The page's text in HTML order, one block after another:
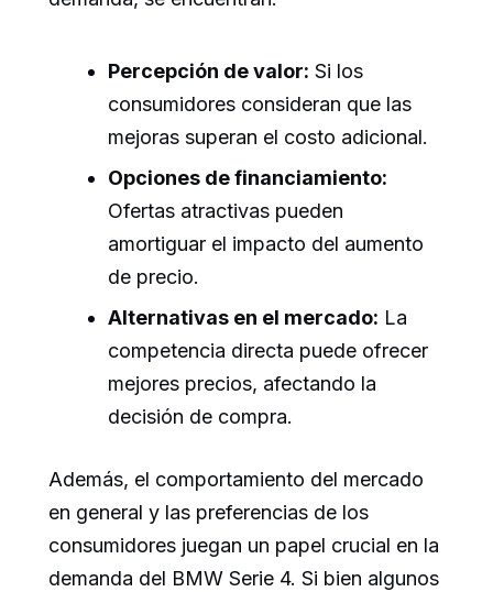
Percepción de valor: Si los
consumidores consideran que las
mejoras superan el costo adicional.
Opciones de financiamiento:
Ofertas atractivas pueden
amortiguar el impacto del aumento
de precio.
Alternativas en el mercado: La
competencia directa puede ofrecer
mejores precios, afectando la
decisión de compra.
Además, el comportamiento del mercado
en general y las preferencias de los
consumidores juegan un papel crucial en la
demanda del BMW Serie 4. Si bien algunos